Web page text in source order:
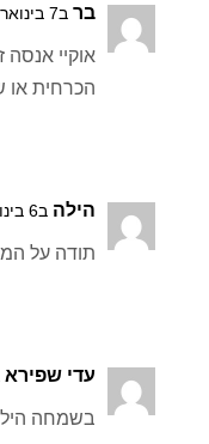
בר ב7 בינואר 2018 ב11:18
אוקיי אנסה
הכרחית או
הילה ב6 בינואר 2018 ב18:39
תודה על
עדי שפירא
בשמחה